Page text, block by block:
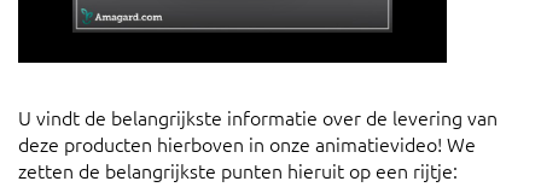
U vindt de belangrijkste informatie over de levering van
deze producten hierboven in onze animatievideo! We
zetten de belangrijkste punten hieruit op een rijtje: